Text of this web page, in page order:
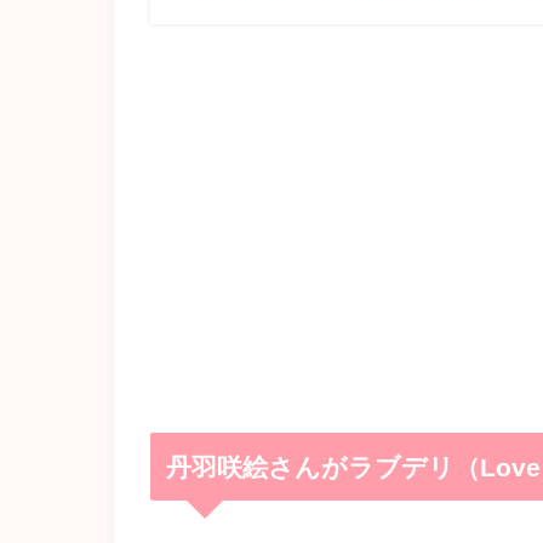
丹羽咲絵さんがラブデリ（